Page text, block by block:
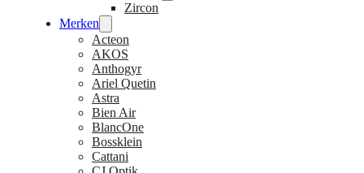
Zircon
Merken
Acteon
AKOS
Anthogyr
Ariel Quetin
Astra
Bien Air
BlancOne
Bossklein
Cattani